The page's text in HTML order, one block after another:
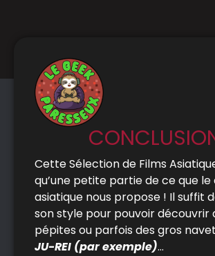
Cette Sélection de Films
qu’une petite partie de ce que
asiatique nous propose ! Il suffit
son style pour pouvoir découvrir
pépites ou parfois des gros
JU-REI (par exemple)…